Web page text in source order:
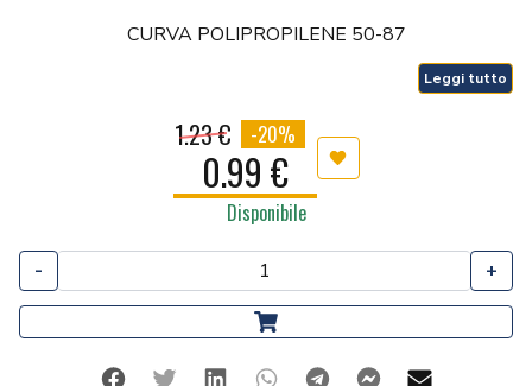
CURVA POLIPROPILENE 50-87
Leggi tutto
1.23 € -20%
0.99 € Aggiungi ai preferiti
Disponibile
- +
FacebookTwitterLinkedinWhatsappTelegramFacebook